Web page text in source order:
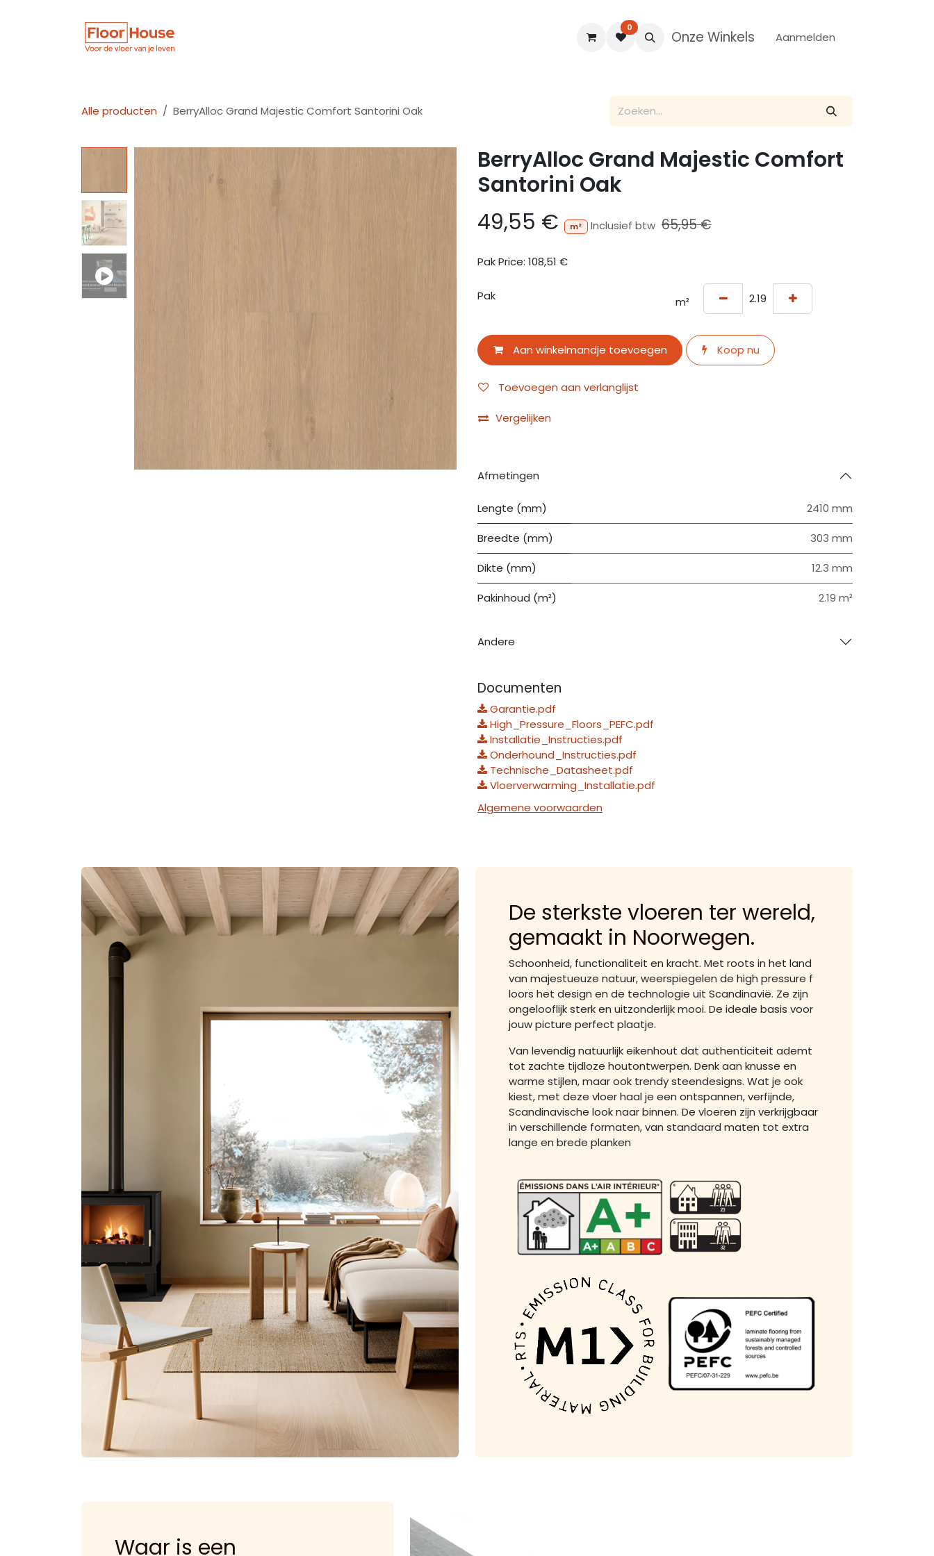
Blogs
0
Onze Winkels Aanmelden
Alle producten BerryAlloc Grand Majestic Comfort Santorini Oak
BerryAlloc Grand Majestic Comfort
Santorini Oak
49,55 € m² Inclusief btw 65,95€
Pak Price: 108,51 €
Pak m²
Aan winkelmandje toevoegen Koop nu
Toevoegen aan verlanglijst
Vergelijken
Afmetingen
Lengte (mm) 2410 mm
Breedte (mm) 303 mm
Dikte (mm) 12.3 mm
Pakinhoud (m²) 2.19 m²
Andere
Documenten
Garantie.pdf
High_Pressure_Floors_PEFC.pdf
Installatie_Instructies.pdf
Onderhound_Instructies.pdf
Technische_Datasheet.pdf
Vloerverwarming_Installatie.pdf
Algemene voorwaarden
De sterkste vloeren ter wereld,
gemaakt in Noorwegen.
Schoonheid, functionaliteit en kracht. Met roots in het land
van majestueuze natuur, weerspiegelen de high pressure f
loors het design en de technologie uit Scandinavië. Ze zijn
ongelooflijk sterk en uitzonderlijk mooi. De ideale basis voor
jouw picture perfect plaatje.
Van levendig natuurlijk eikenhout dat authenticiteit ademt
tot zachte tijdloze houtontwerpen. Denk aan knusse en
warme stijlen, maar ook trendy steendesigns. Wat je ook
kiest, met deze vloer haal je een ontspannen, verfijnde,
Scandinavische look naar binnen. De vloeren zijn verkrijgbaar
in verschillende formaten, van standaard maten tot extra
lange en brede planken
Waar is een